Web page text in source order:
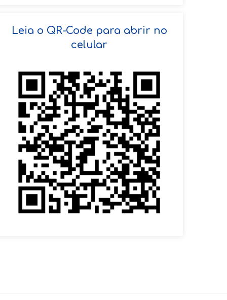
VOLTAR
Leia o QR-Code para abrir no
celular